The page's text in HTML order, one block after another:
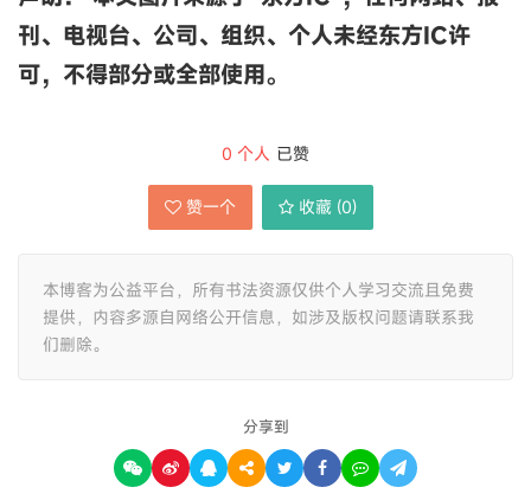
刊、电视台、公司、组织、个人未经东方IC许
可，不得部分或全部使用。
0 个人 已赞
赞一个 收藏 (0)
本博客为公益平台，所有书法资源仅供个人学习交流且免费
提供，内容多源自网络公开信息，如涉及版权问题请联系我
们删除。
分享到